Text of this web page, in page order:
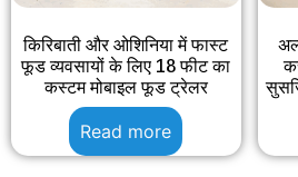
किरिबाती और ओशिनिया में फास्ट
फूड व्यवसायों के लिए 18 फीट का
कस्टम मोबाइल फूड ट्रेलर
Read more